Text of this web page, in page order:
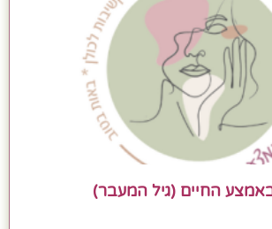
החיים (גיל המעבר)